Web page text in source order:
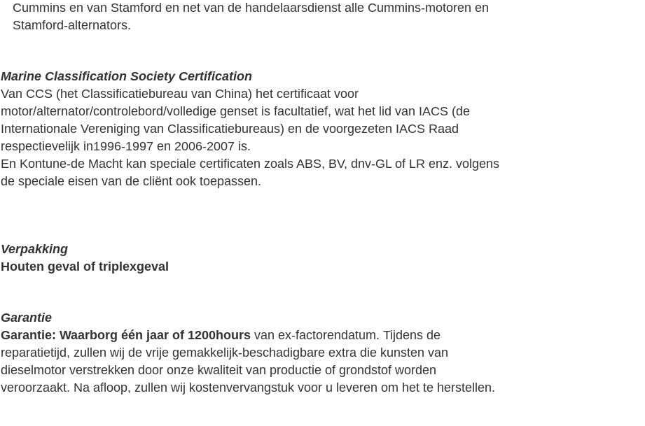
Cummins en van Stamford en net van de handelaarsdienst alle Cummins-motoren en
Stamford-alternators.
Marine Classification Society Certification
Van CCS (het Classificatiebureau van China) het certificaat voor
motor/alternator/controlebord/volledige genset is facultatief, wat het lid van IACS (de
Internationale Vereniging van Classificatiebureaus) en de voorgezeten IACS Raad
respectievelijk in1996-1997 en 2006-2007 is.
En Kontune-de Macht kan speciale certificaten zoals ABS, BV, dnv-GL of LR enz. volgens
de speciale eisen van de cliënt ook toepassen.
Verpakking
Houten geval of triplexgeval
Garantie
Garantie: Waarborg één jaar of 1200hours van ex-factorendatum. Tijdens de
reparatietijd, zullen wij de vrije gemakkelijk-beschadigbare extra die kunsten van
dieselmotor verstrekken door onze kwaliteit van productie of grondstof worden
veroorzaakt. Na afloop, zullen wij kostenvervangstuk voor u leveren om het te herstellen.